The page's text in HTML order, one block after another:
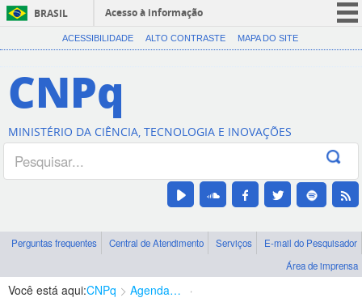
BRASIL
Acesso à informação
CORONAVÍRUS (COVID-19)
Canais
ACESSIBILIDADE ALTO CONTRASTE MAPA DO SITE
CNPq
MINISTÉRIO DA CIÊNCIA, TECNOLOGIA E INOVAÇÕES
Perguntas frequentes Central de Atendimento Serviços
E-mail do Pesquisador
Área de imprensa
Você está aqui:CNPq Agenda de autoridades